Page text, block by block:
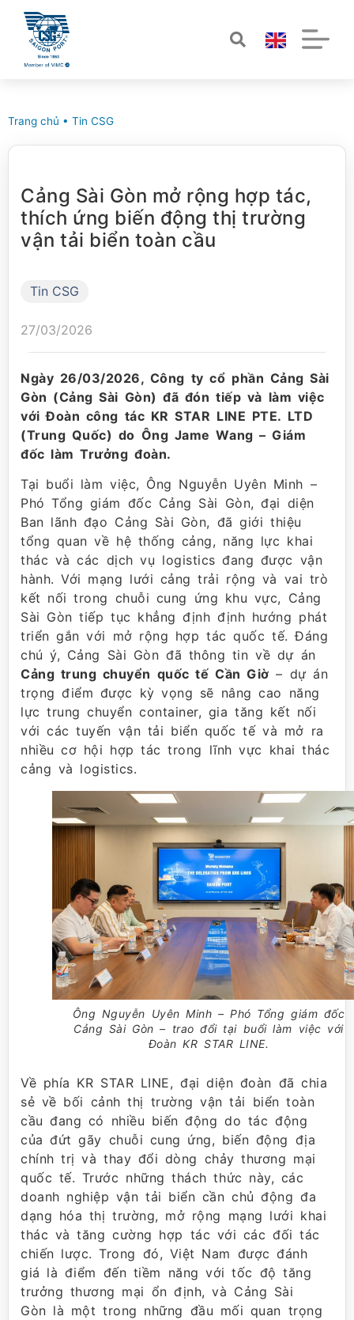
Trang chủ • Tin CSG
Cảng Sài Gòn mở rộng hợp tác,
thích ứng biến động thị trường
vận tải biển toàn cầu
Tin CSG
27/03/2026
Ngày 26/03/2026, Công ty cổ phần Cảng Sài
Gòn (Cảng Sài Gòn) đã đón tiếp và làm việc
với Đoàn công tác KR STAR LINE PTE. LTD
(Trung Quốc) do Ông Jame Wang – Giám
đốc làm Trưởng đoàn.
Tại buổi làm việc, Ông Nguyễn Uyên Minh –
Phó Tổng giám đốc Cảng Sài Gòn, đại diện
Ban lãnh đạo Cảng Sài Gòn, đã giới thiệu
tổng quan về hệ thống cảng, năng lực khai
thác và các dịch vụ logistics đang được vận
hành. Với mạng lưới cảng trải rộng và vai trò
kết nối trong chuỗi cung ứng khu vực, Cảng
Sài Gòn tiếp tục khẳng định định hướng phát
triển gắn với mở rộng hợp tác quốc tế. Đáng
chú ý, Cảng Sài Gòn đã thông tin về dự án
Cảng trung chuyển quốc tế Cần Giờ – dự án
trọng điểm được kỳ vọng sẽ nâng cao năng
lực trung chuyển container, gia tăng kết nối
với các tuyến vận tải biển quốc tế và mở ra
nhiều cơ hội hợp tác trong lĩnh vực khai thác
cảng và logistics.
Ông Nguyễn Uyên Minh – Phó Tổng giám đốc
Cảng Sài Gòn – trao đổi tại buổi làm việc với
Đoàn KR STAR LINE.
Về phía KR STAR LINE, đại diện đoàn đã chia
sẻ về bối cảnh thị trường vận tải biển toàn
cầu đang có nhiều biến động do tác động
của đứt gãy chuỗi cung ứng, biến động địa
chính trị và thay đổi dòng chảy thương mại
quốc tế. Trước những thách thức này, các
doanh nghiệp vận tải biển cần chủ động đa
dạng hóa thị trường, mở rộng mạng lưới khai
thác và tăng cường hợp tác với các đối tác
chiến lược. Trong đó, Việt Nam được đánh
giá là điểm đến tiềm năng với tốc độ tăng
trưởng thương mại ổn định, và Cảng Sài
Gòn là một trong những đầu mối quan trọng